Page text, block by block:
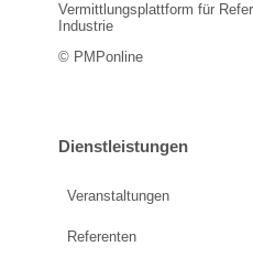
Vermittlungsplattform für
Industrie
© PMPonline
Dienstleistungen
Veranstaltungen
Referenten